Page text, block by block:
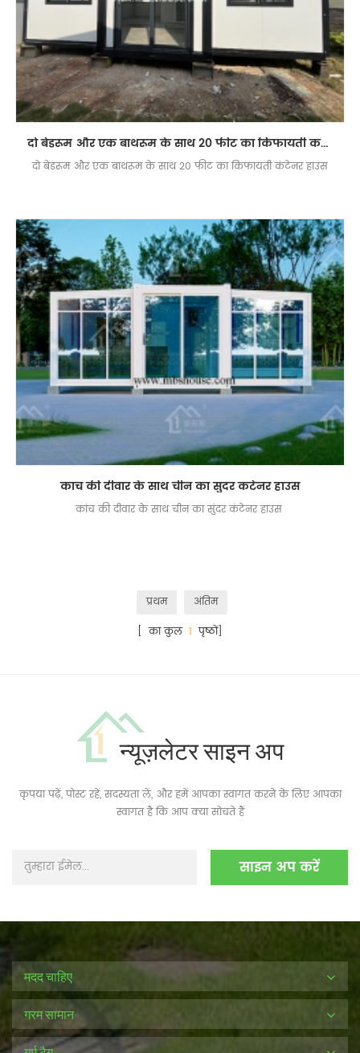
दो बेडरूम और एक बाथरूम के साथ 20 फीट का किफायती कंटेनर हाउस
दो बेडरूम और एक बाथरूम के साथ 20 फीट का किफायती कंटेनर हाउस
कांच की दीवार के साथ चीन का सुंदर कंटेनर हाउस
कांच की दीवार के साथ चीन का सुंदर कंटेनर हाउस
प्रथम
अंतिम
[ का कुल 1 पृष्ठों]
न्यूज़लेटर साइन अप
कृपया पढ़ें, पोस्ट रहें, सदस्यता लें, और हमें आपका स्वागत करने के लिए आपका
स्वागत है कि आप क्या सोचते हैं
मदद चाहिए
गरम सामान